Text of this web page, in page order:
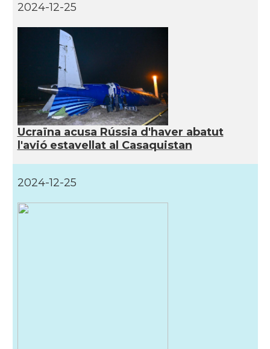
2024-12-25
Ucraïna acusa Rússia d'haver abatut
l'avió estavellat al Casaquistan
2024-12-25